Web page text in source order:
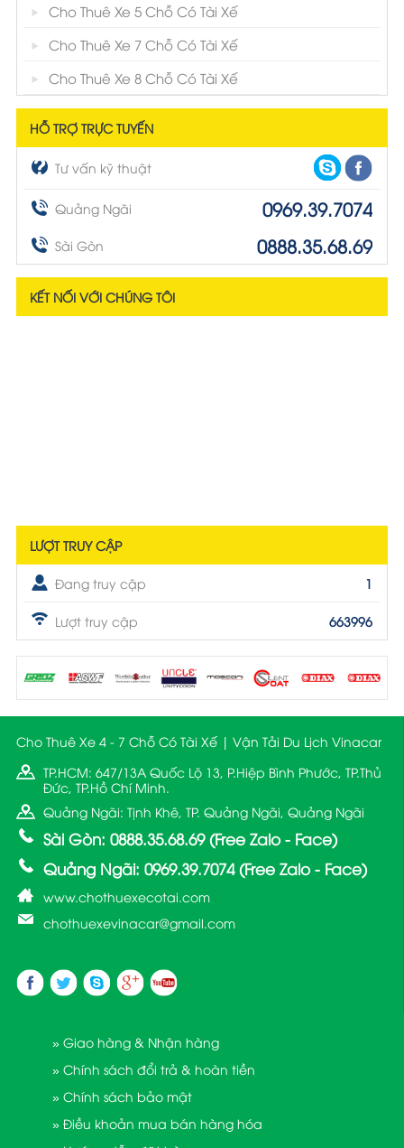
Cho Thuê Xe 5 Chỗ Có Tài Xế
Cho Thuê Xe 7 Chỗ Có Tài Xế
Cho Thuê Xe 8 Chỗ Có Tài Xế
HỖ TRỢ TRỰC TUYẾN
Tư vấn kỹ thuật
Quảng Ngãi 0969.39.7074
Sài Gòn 0888.35.68.69
KẾT NỐI VỚI CHÚNG TÔI
LƯỢT TRUY CẬP
Đang truy cập 1
Lượt truy cập 663996
Cho Thuê Xe 4 - 7 Chỗ Có Tài Xế | Vận Tải Du Lịch Vinacar
TP.HCM: 647/13A Quốc Lộ 13, P.Hiệp Bình Phước, TP.Thủ
Đức, TP.Hồ Chí Minh.
Quảng Ngãi: Tịnh Khê, TP. Quảng Ngãi, Quảng Ngãi
Sài Gòn: 0888.35.68.69 (Free Zalo - Face)
Quảng Ngãi: 0969.39.7074 (Free Zalo - Face)
www.chothuexecotai.com
chothuexevinacar@gmail.com
» Giao hàng & Nhận hàng
» Chính sách đổi trả & hoàn tiền
» Chính sách bảo mật
» Điều khoản mua bán hàng hóa